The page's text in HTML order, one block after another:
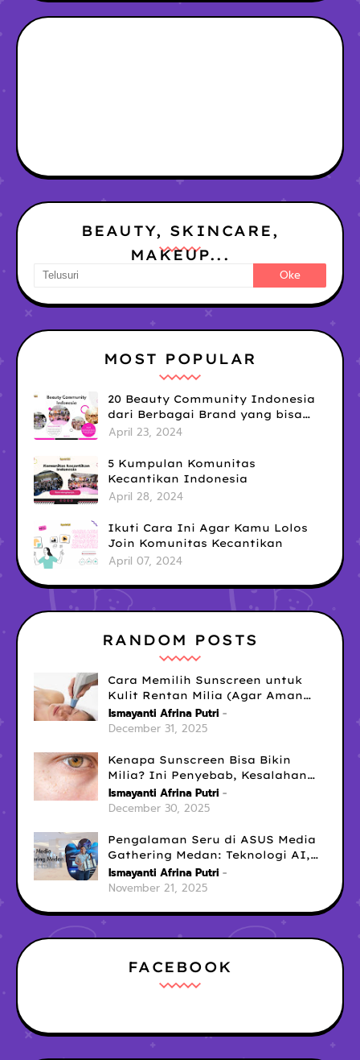
BEAUTY, SKINCARE,
MAKEUP...
MOST POPULAR
20 Beauty Community Indonesia
dari Berbagai Brand yang bisa
kamu Ikuti untuk Tingkatkan Skill
April 23, 2024
5 Kumpulan Komunitas
Kecantikan Indonesia
April 28, 2024
Ikuti Cara Ini Agar Kamu Lolos
Join Komunitas Kecantikan
April 07, 2024
RANDOM POSTS
Cara Memilih Sunscreen untuk
Kulit Rentan Milia (Agar Aman
Dipakai Setiap Hari)
Ismayanti Afrina Putri
December 31, 2025
Kenapa Sunscreen Bisa Bikin
Milia? Ini Penyebab, Kesalahan
Umum, dan Cara Mengatasinya
Ismayanti Afrina Putri
December 30, 2025
Pengalaman Seru di ASUS Media
Gathering Medan: Teknologi AI,
Laptop Gaming No.1
Ismayanti Afrina Putri
November 21, 2025
FACEBOOK